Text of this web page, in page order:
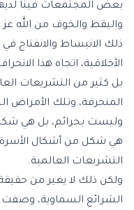
بعض المجتمعات فينا
واليقظ والخوف من الله
ذلك الانبساط والانفتاح
الأخلاقية، اتجاه هذا
بل كثير من التشريعات
المنحرفة، وتلك الأمراض
وليست بجرائم، بل هي
هي شكل من أشكال
التشريعات العالمية.
ولكن ذلك لا يغير من حقيقة
الشرائع السماوية، وصفت